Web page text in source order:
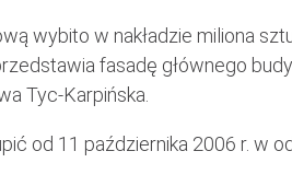
wybito w nakładzie miliona
fasadę głównego
Tyc-Karpińska.
od 11 października 2006 r. w